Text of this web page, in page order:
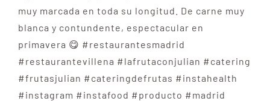
muy marcada en toda su longitud. De carne muy
blanca y contundente, espectacular en
primavera 😋 #restaurantesmadrid
#restaurantevillena #lafrutaconjulian #catering
#frutasjulian #cateringdefrutas #instahealth
#instagram #instafood #producto #madrid